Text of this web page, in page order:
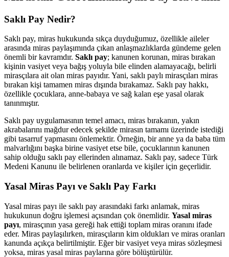
Saklı Pay Nedir?
Saklı pay, miras hukukunda sıkça duyduğumuz, özellikle aileler
arasında miras paylaşımında çıkan anlaşmazlıklarda gündeme gelen
önemli bir kavramdır. Saklı pay; kanunen korunan, miras bırakan
kişinin vasiyet veya bağış yoluyla bile elinden alamayacağı, belirli
mirasçılara ait olan miras payıdır. Yani, saklı paylı mirasçıları miras
bırakan kişi tamamen miras dışında bırakamaz. Saklı pay hakkı,
özellikle çocuklara, anne-babaya ve sağ kalan eşe yasal olarak
tanınmıştır.
Saklı pay uygulamasının temel amacı, miras bırakanın, yakın
akrabalarını mağdur edecek şekilde mirasın tamamı üzerinde istediği
gibi tasarruf yapmasını önlemektir. Örneğin, bir anne ya da baba tüm
malvarlığını başka birine vasiyet etse bile, çocuklarının kanunen
sahip olduğu saklı pay ellerinden alınamaz. Saklı pay, sadece Türk
Medeni Kanunu ile belirlenen oranlarda ve kişiler için geçerlidir.
Yasal Miras Payı ve Saklı Pay Farkı
Yasal miras payı ile saklı pay arasındaki farkı anlamak, miras
hukukunun doğru işlemesi açısından çok önemlidir. Yasal miras
payı, mirasçının yasa gereği hak ettiği toplam miras oranını ifade
eder. Miras paylaşılırken, mirasçıların kim oldukları ve miras oranları
kanunda açıkça belirtilmiştir. Eğer bir vasiyet veya miras sözleşmesi
yoksa, miras yasal miras paylarına göre bölüştürülür.